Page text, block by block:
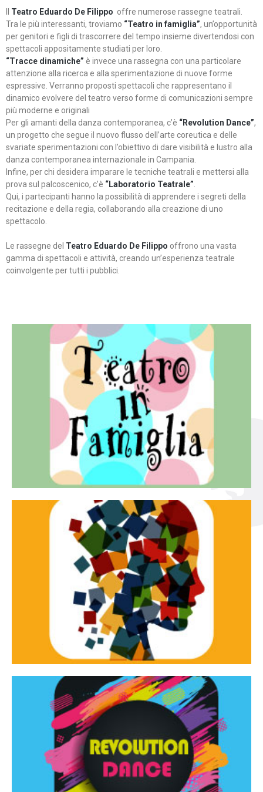
Teatro Eduardo De Filippo offre numerose rassegne teatrali.
Tra le più interessanti, troviamo “Teatro in famiglia”, un’opportunità
per genitori e figli di trascorrere del tempo insieme divertendosi con
spettacoli appositamente studiati per loro.
“Tracce dinamiche” è invece una rassegna con una particolare
attenzione alla ricerca e alla sperimentazione di nuove forme
espressive. Verranno proposti spettacoli che rappresentano il
dinamico evolvere del teatro verso forme di comunicazioni sempre
più moderne e originali
Per gli amanti della danza contemporanea, c’è “Revolution Dance”,
un progetto che segue il nuovo flusso dell’arte coreutica e delle
svariate sperimentazioni con l’obiettivo di dare visibilità e lustro alla
danza contemporanea internazionale in Campania.
Infine, per chi desidera imparare le tecniche teatrali e mettersi alla
prova sul palcoscenico, c’è “Laboratorio Teatrale”
Qui, i partecipanti hanno la possibilità di apprendere i segreti della
recitazione e della regia, collaborando alla creazione di uno
spettacolo.
Le rassegne del Teatro Eduardo De Filippo offrono una vasta
gamma di spettacoli e attività, creando un’esperienza teatrale
coinvolgente per tutti i pubblici.
Teatro in famiglia
Teatro In Famiglia è una rassegna di teatro concepita
per far condividere e godere del teatro all’intera
famiglia.
Continua
Tracce dinamiche
Tracce Dinamiche è una rassegna di teatro
d’innovazione e sperimentale.
Continua
Revolution Dance
Rassegna di danza contemporanea – I Edizione